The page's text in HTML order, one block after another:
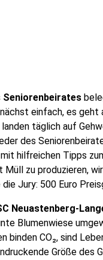
Seniorenbeirates
einfach, es geht
täglich auf
des
hilfreichen Tipps
zu produzieren,
Jury: 500 Euro
Neuastenberg-
Blumenwiese
binden CO₂, sind
Größe des